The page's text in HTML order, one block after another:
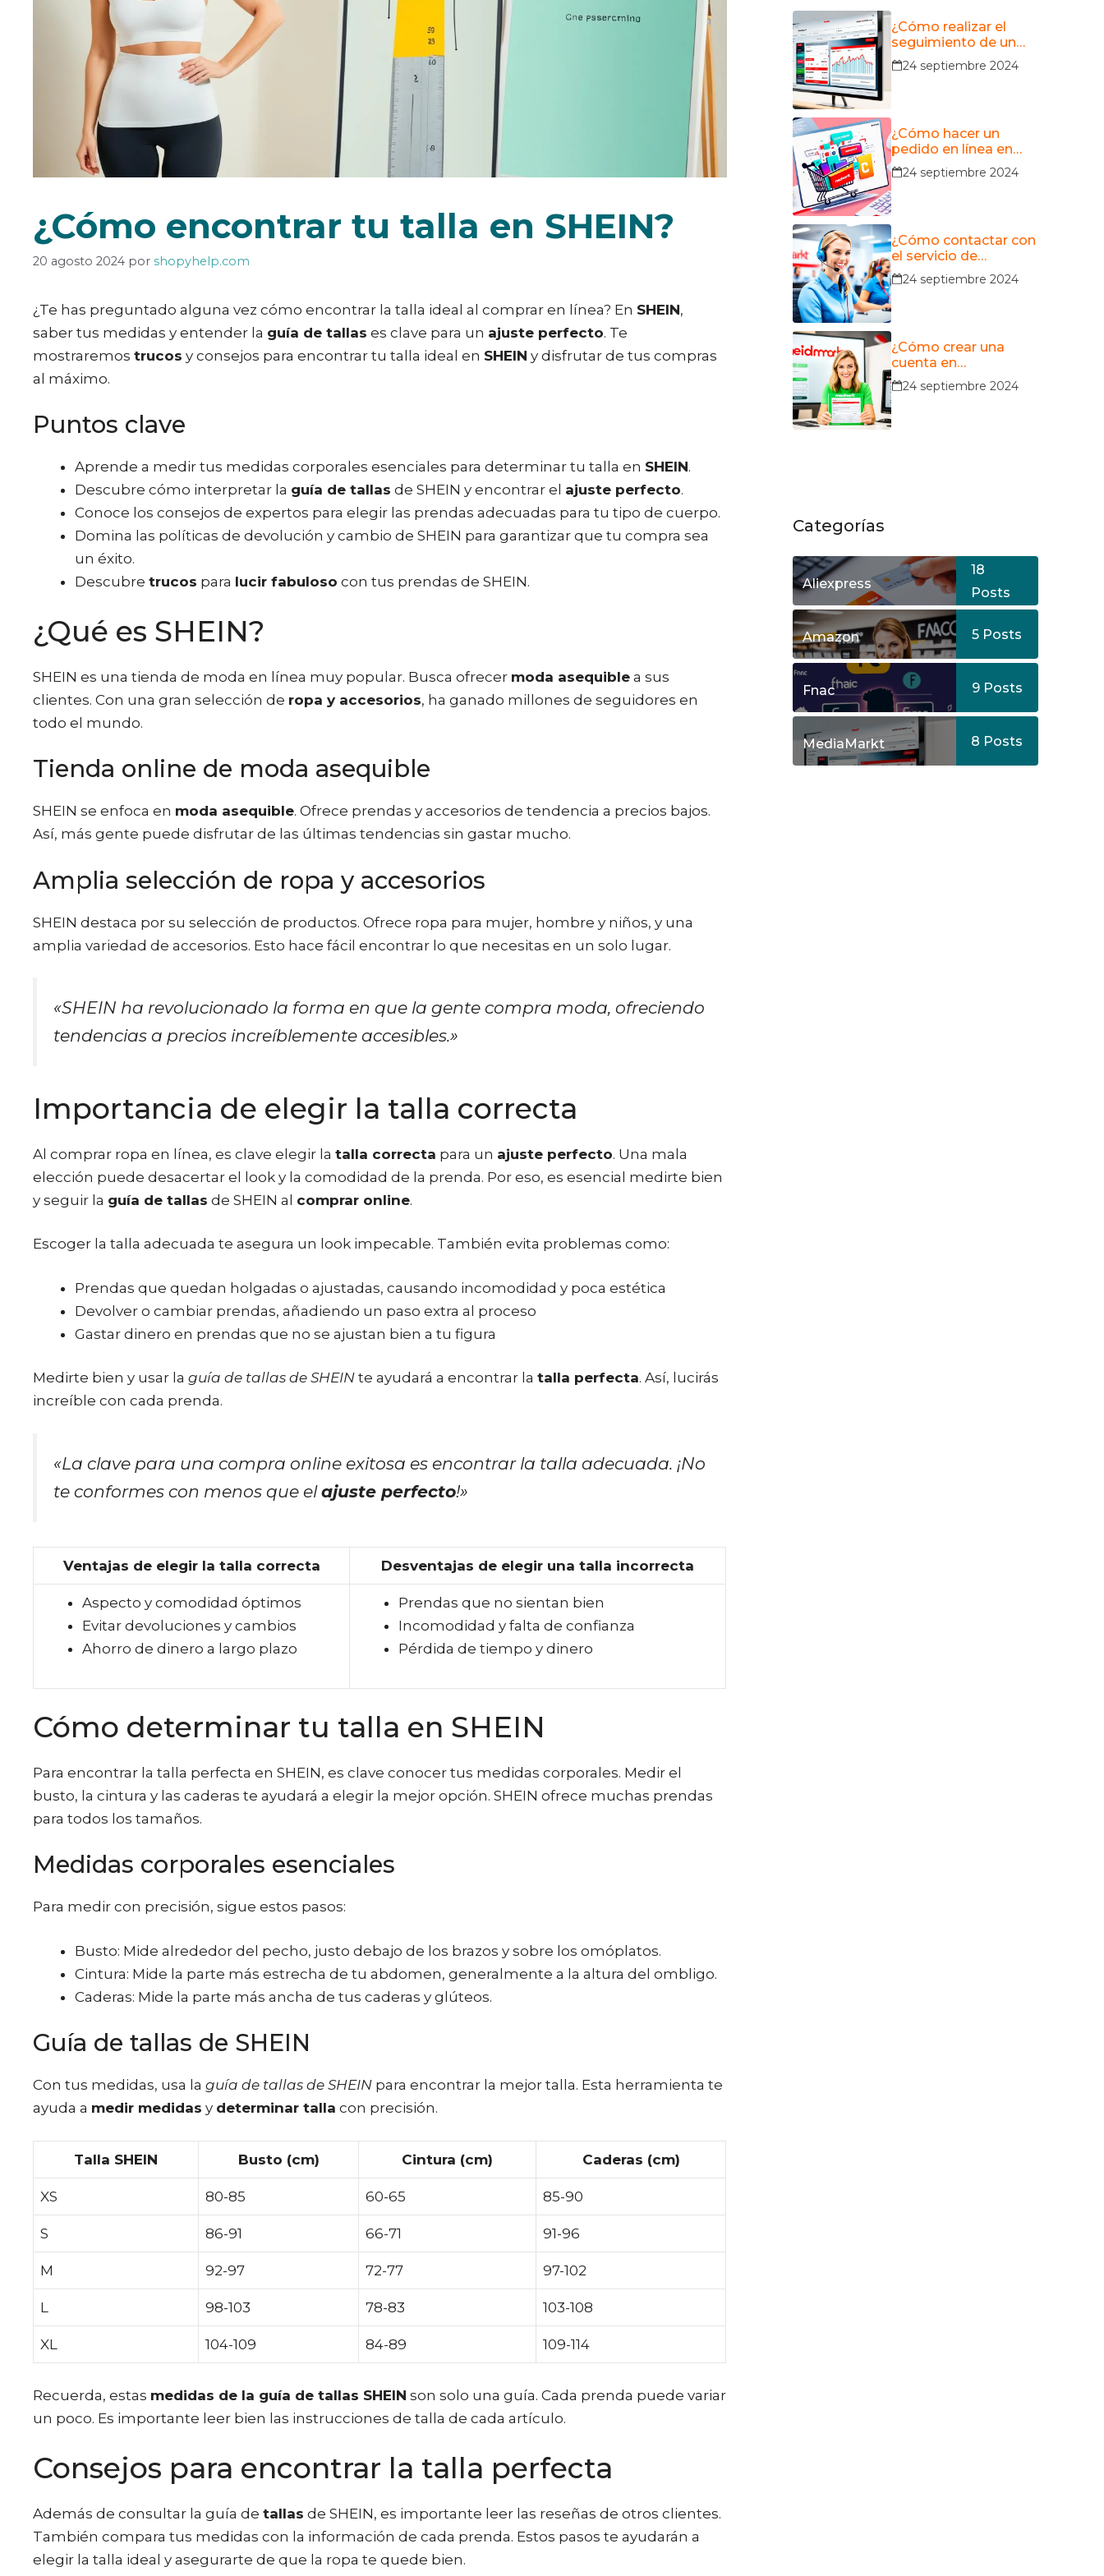
¿Cómo encontrar tu talla en SHEIN?
20 agosto 2024 por shopyhelp.com
¿Te has preguntado alguna vez cómo encontrar la talla ideal al comprar en línea? En SHEIN,
saber tus medidas y entender la guía de tallas es clave para un ajuste perfecto. Te
mostraremos trucos y consejos para encontrar tu talla ideal en SHEIN y disfrutar de tus compras
al máximo.
Puntos clave
Aprende a medir tus medidas corporales esenciales para determinar tu talla en SHEIN.
Descubre cómo interpretar la guía de tallas de SHEIN y encontrar el ajuste perfecto.
Conoce los consejos de expertos para elegir las prendas adecuadas para tu tipo de cuerpo.
Domina las políticas de devolución y cambio de SHEIN para garantizar que tu compra sea
un éxito.
Descubre trucos para lucir fabuloso con tus prendas de SHEIN.
¿Qué es SHEIN?
SHEIN es una tienda de moda en línea muy popular. Busca ofrecer moda asequible a sus
clientes. Con una gran selección de ropa y accesorios, ha ganado millones de seguidores en
todo el mundo.
Tienda online de moda asequible
SHEIN se enfoca en moda asequible. Ofrece prendas y accesorios de tendencia a precios bajos.
Así, más gente puede disfrutar de las últimas tendencias sin gastar mucho.
Amplia selección de ropa y accesorios
SHEIN destaca por su selección de productos. Ofrece ropa para mujer, hombre y niños, y una
amplia variedad de accesorios. Esto hace fácil encontrar lo que necesitas en un solo lugar.
«SHEIN ha revolucionado la forma en que la gente compra moda, ofreciendo
tendencias a precios increíblemente accesibles.»
Importancia de elegir la talla correcta
Al comprar ropa en línea, es clave elegir la talla correcta para un ajuste perfecto. Una mala
elección puede desacertar el look y la comodidad de la prenda. Por eso, es esencial medirte bien
y seguir la guía de tallas de SHEIN al comprar online.
Escoger la talla adecuada te asegura un look impecable. También evita problemas como:
Prendas que quedan holgadas o ajustadas, causando incomodidad y poca estética
Devolver o cambiar prendas, añadiendo un paso extra al proceso
Gastar dinero en prendas que no se ajustan bien a tu figura
Medirte bien y usar la guía de tallas de SHEIN te ayudará a encontrar la talla perfecta. Así, lucirás
increíble con cada prenda.
«La clave para una compra online exitosa es encontrar la talla adecuada. ¡No
te conformes con menos que elajuste perfecto!»
Ventajas de elegir la talla correcta Desventajas de elegir una talla incorrecta
Aspecto y comodidad óptimos
Evitar devoluciones y cambios
Ahorro de dinero a largo plazo
Prendas que no sientan bien
Incomodidad y falta de confianza
Pérdida de tiempo y dinero
Cómo determinar tu talla en SHEIN
Para encontrar la talla perfecta en SHEIN, es clave conocer tus medidas corporales. Medir el
busto, la cintura y las caderas te ayudará a elegir la mejor opción. SHEIN ofrece muchas prendas
para todos los tamaños.
Medidas corporales esenciales
Para medir con precisión, sigue estos pasos:
Busto: Mide alrededor del pecho, justo debajo de los brazos y sobre los omóplatos.
Cintura: Mide la parte más estrecha de tu abdomen, generalmente a la altura del ombligo.
Caderas: Mide la parte más ancha de tus caderas y glúteos.
Guía de tallas de SHEIN
Con tus medidas, usa la guía de tallas de SHEIN para encontrar la mejor talla. Esta herramienta te
ayuda a medir medidas y determinar talla con precisión.
Talla SHEIN Busto (cm) Cintura (cm) Caderas (cm)
XS 80-85 60-65 85-90
S 86-91 66-71 91-96
M 92-97 72-77 97-102
L 98-103 78-83 103-108
XL 104-109 84-89 109-114
Recuerda, estas medidas de la guía de tallas SHEIN son solo una guía. Cada prenda puede variar
un poco. Es importante leer bien las instrucciones de talla de cada artículo.
Consejos para encontrar la talla perfecta
Además de consultar la guía de tallas de SHEIN, es importante leer las reseñas de otros clientes.
También compara tus medidas con la información de cada prenda. Estos pasos te ayudarán a
elegir la talla ideal y asegurarte de que la ropa te quede bien.
¿Cómo realizar el
seguimiento de un
pedido en
MediaMarkt?
24 septiembre 2024
¿Cómo hacer un
pedido en línea en
MediaMarkt?
24 septiembre 2024
¿Cómo contactar con
el servicio de
atención al cliente de
MediaMarkt?
24 septiembre 2024
¿Cómo crear una
cuenta en
MediaMarkt?
24 septiembre 2024
Categorías
Aliexpress
18
Posts
Amazon 5 Posts
Fnac 9 Posts
MediaMarkt 8 Posts